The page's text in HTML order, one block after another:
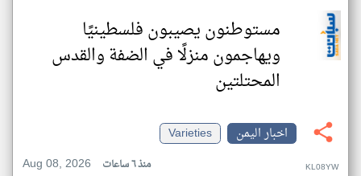
مستوطنون يصيبون فلسطينيًا
ويهاجمون منزلًا في الضفة والقدس
المحتلتين
اخبار اليمن
Varieties
Aug 08, 2026
منذ ٦ ساعات KL08YW